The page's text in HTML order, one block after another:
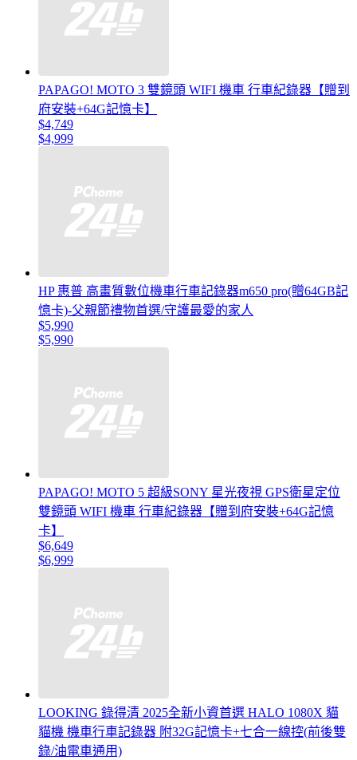
PAPAGO! MOTO 3 雙鏡頭 WIFI 機車 行車紀錄器【贈到
府安裝+64G記憶卡】
$4,749
$4,999
HP 惠普 高畫質數位機車行車記錄器m650 pro(贈64GB記
憶卡)-父親節禮物首選/守護最愛的家人
$5,990
$5,990
PAPAGO! MOTO 5 超級SONY 星光夜視 GPS衛星定位
雙鏡頭 WIFI 機車 行車紀錄器【贈到府安裝+64G記憶
卡】
$6,649
$6,999
LOOKING 錄得清 2025全新小資首選 HALO 1080X 貓
貓機 機車行車記錄器 附32G記憶卡+七合一線控(前後雙
錄/油電車通用)